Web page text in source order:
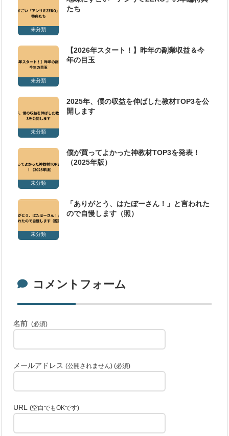
未分類
たち
未分類
【2026年スタート！】昨年の副業収益＆今
年の目玉
未分類
2025年、僕の収益を伸ばした教材TOP3を公
開します
未分類
僕が買ってよかった神教材TOP3を発表！
（2025年版）
未分類
「ありがとう、はたぼーさん！」と言われた
ので自慢します（照）
コメントフォーム
名前 (必須)
メールアドレス(公開されません) (必須)
URL(空白でもOKです)